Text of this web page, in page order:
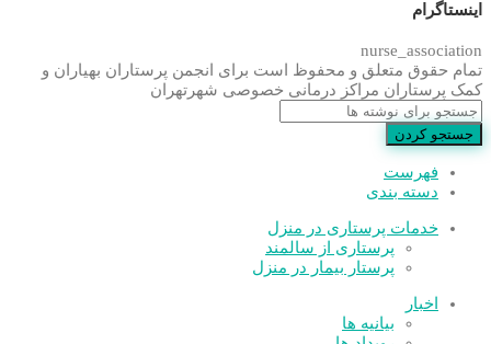
اینستاگرام
nurse_association
تمام حقوق متعلق و محفوظ است برای انجمن پرستاران بهیاران و
کمک پرستاران مراکز درمانی خصوصی شهرتهران
جستجو کردن
فهرست
دسته بندی
خدمات پرستاری در منزل
پرستاری از سالمند
پرستار بیمار در منزل
اخبار
بیانیه ها